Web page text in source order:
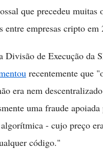
que precedeu muitas
entre empresas cripto em
Divisão de Execução da
recentemente que
era nem
uma fraude
- cujo preço
código."